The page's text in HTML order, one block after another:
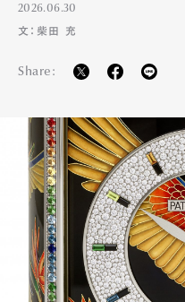
2026.06.30
文：柴田 充
Share: